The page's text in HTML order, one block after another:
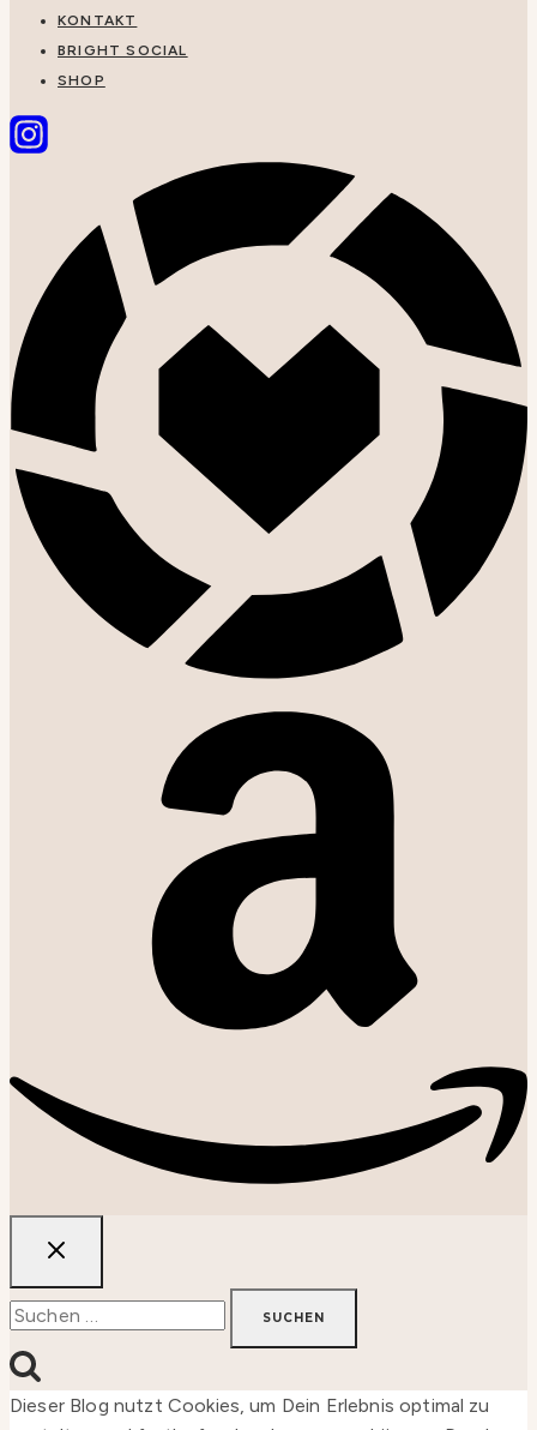
KONTAKT
BRIGHT SOCIAL
SHOP
Suchen
nach:
Dieser Blog nutzt Cookies, um Dein Erlebnis optimal zu